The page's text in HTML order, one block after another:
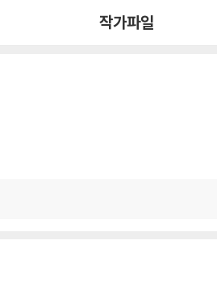
작가파일